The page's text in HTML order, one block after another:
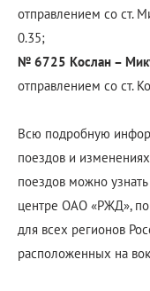
отправлением со ст.
0.35;
№ 6725 Кослан –
отправлением со ст.
Всю подробную
поездов и
поездов можно
центре ОАО «РЖД», по
для всех регионов
расположенных на